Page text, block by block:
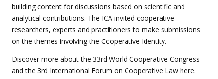
building content for discussions based on scientific and
analytical contributions. The ICA invited cooperative
researchers, experts and practitioners to make submissions
on the themes involving the Cooperative Identity.
Discover more about the 33rd World Cooperative Congress
and the 3rd International Forum on Cooperative Law here.